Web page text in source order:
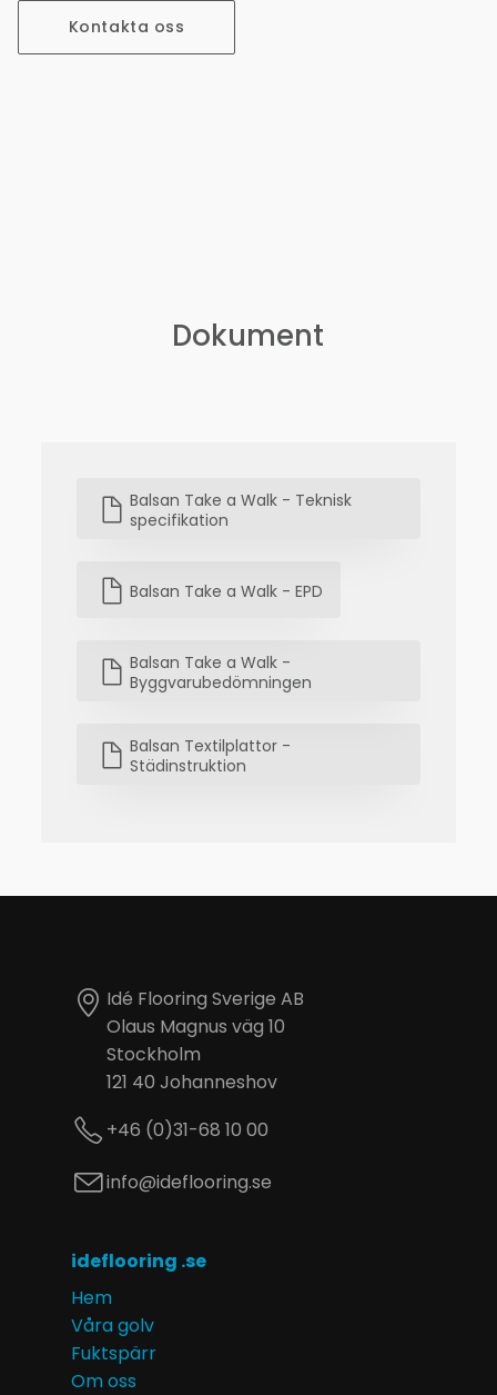
Kontakta oss
Dokument
Balsan Take a Walk - Teknisk
specifikation
Balsan Take a Walk - EPD
Balsan Take a Walk -
Byggvarubedömningen
Balsan Textilplattor -
Städinstruktion
Idé Flooring Sverige AB
Olaus Magnus väg 10
Stockholm
121 40 Johanneshov
+46 (0)31-68 10 00
info@ideflooring.se
ideflooring .se
Hem
Våra golv
Fuktspärr
Om oss